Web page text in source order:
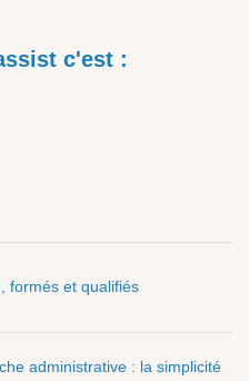
c'est :
formés et qualifiés
administrative : la simplicité